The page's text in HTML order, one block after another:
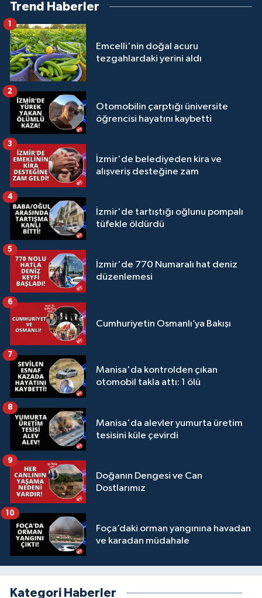
Trend Haberler
Emcelli'nin doğal acuru
tezgahlardaki yerini aldı
1
Otomobilin çarptığı üniversite
öğrencisi hayatını kaybetti
2
İzmir'de belediyeden kira ve
alışveriş desteğine zam
3
İzmir'de tartıştığı oğlunu pompalı
tüfekle öldürdü
4
İzmir'de 770 Numaralı hat deniz
düzenlemesi
5
Cumhuriyetin Osmanlı’ya Bakışı
6
Manisa'da kontrolden çıkan
otomobil takla attı: 1 ölü
7
Manisa'da alevler yumurta üretim
tesisini küle çevirdi
8
Doğanın Dengesi ve Can
Dostlarımız
9
Foça’daki orman yangınına havadan
ve karadan müdahale
10
Kategori Haberler